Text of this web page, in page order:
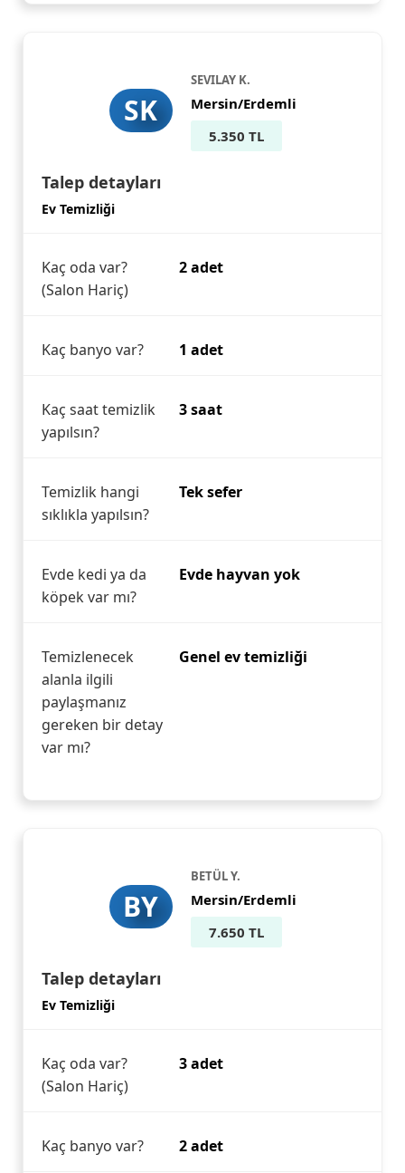
SK
SEVILAY K.
Mersin/Erdemli
5.350 TL
Talep detayları
Ev Temizliği
Kaç oda var?
(Salon Hariç)
2 adet
Kaç banyo var? 1 adet
Kaç saat temizlik
yapılsın?
3 saat
Temizlik hangi
sıklıkla yapılsın?
Tek sefer
Evde kedi ya da
köpek var mı?
Evde hayvan yok
Temizlenecek
alanla ilgili
paylaşmanız
gereken bir detay
var mı?
Genel ev temizliği
BY
BETÜL Y.
Mersin/Erdemli
7.650 TL
Talep detayları
Ev Temizliği
Kaç oda var?
(Salon Hariç)
3 adet
Kaç banyo var? 2 adet